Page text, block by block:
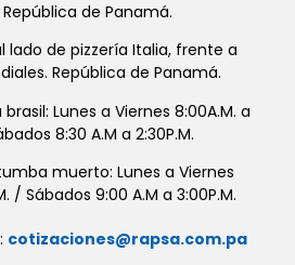
de Panamá.
lado de pizzería Italia, frente a
República de Panamá.
Lunes a Viernes 8:00A.M. a
8:30 A.M a 2:30P.M.
muerto: Lunes a Viernes
/ Sábados 9:00 A.M a 3:00P.M.
cotizaciones@rapsa.com.pa